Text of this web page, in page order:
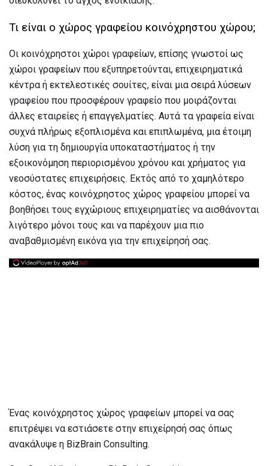
Τι είναι ο χώρος γραφείου κοινόχρηστου χώρου;
Οι κοινόχρηστοι χώροι γραφείων, επίσης γνωστοί ως
χώροι γραφείων που εξυπηρετούνται, επιχειρηματικά
κέντρα ή εκτελεστικές σουίτες, είναι μια σειρά λύσεων
γραφείου που προσφέρουν γραφείο που μοιράζονται
άλλες εταιρείες ή επαγγελματίες. Αυτά τα γραφεία είναι
συχνά πλήρως εξοπλισμένα και επιπλωμένα, μια έτοιμη
λύση για τη δημιουργία υποκαταστήματος ή την
εξοικονόμηση περιορισμένου χρόνου και χρήματος για
νεοσύστατες επιχειρήσεις. Εκτός από το χαμηλότερο
κόστος, ένας κοινόχρηστος χώρος γραφείου μπορεί να
βοηθήσει τους εγχώριους επιχειρηματίες να αισθάνονται
λιγότερο μόνοι τους και να παρέχουν μια πιο
αναβαθμισμένη εικόνα για την επιχείρησή σας.
Ένας κοινόχρηστος χώρος γραφείων μπορεί να σας
επιτρέψει να εστιάσετε στην επιχείρησή σας όπως
ανακάλυψε η BizBrain Consulting.